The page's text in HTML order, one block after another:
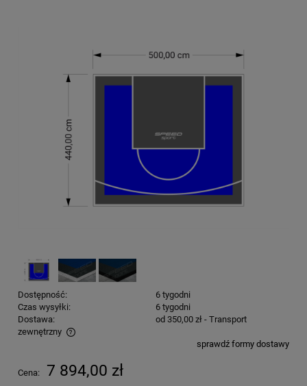
Dostępność:
6 tygodni
Czas wysyłki:
6 tygodni
Dostawa:
od 350,00 zł - Transport
zewnętrzny
Cena nie zawiera ewentualnych kosztów płatnościsprawdź formy dostawy
Cena: 7 894,00 zł